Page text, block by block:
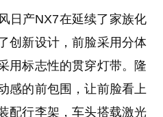
日产NX7在延续了家族化
创新设计，前脸采用分体
用标志性的贯穿灯带。隆
感的前包围，让前脸看上
配行李架，车头搭载激光